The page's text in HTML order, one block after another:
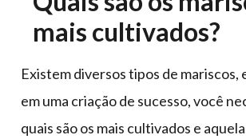
mais cultivados?
Existem diversos tipos de mariscos,
em uma criação de sucesso, você
quais são os mais cultivados e